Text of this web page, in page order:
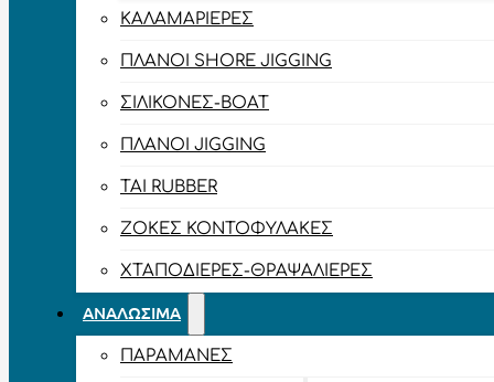
ΚΑΛΑΜΑΡΙΈΡΕΣ
ΠΛΆΝΟΙ SHORE JIGGING
ΣΙΛΙΚΌΝΕΣ-BOAT
ΠΛΆΝΟΙ JIGGING
TAI RUBBER
ΖΌΚΕΣ ΚΟΝΤΟΦΎΛΑΚΕΣ
ΧΤΑΠΟΔΙΈΡΕΣ-ΘΡΑΨΑΛΙΈΡΕΣ
ΑΝΑΛΏΣΙΜΑ
ΠΑΡΑΜΆΝΕΣ